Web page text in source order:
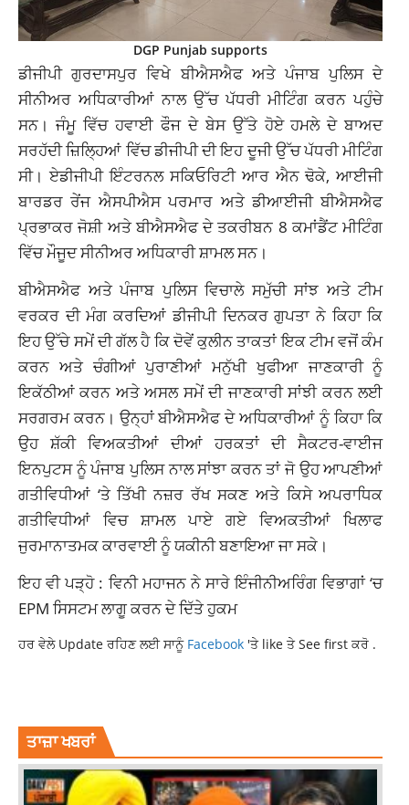
DGP Punjab supports
ਡੀਜੀਪੀ ਗੁਰਦਾਸਪੁਰ ਵਿਖੇ ਬੀਐਸਐਫ ਅਤੇ ਪੰਜਾਬ ਪੁਲਿਸ ਦੇ
ਸੀਨੀਅਰ ਅਧਿਕਾਰੀਆਂ ਨਾਲ ਉੱਚ ਪੱਧਰੀ ਮੀਟਿੰਗ ਕਰਨ ਪਹੁੰਚੇ
ਸਨ। ਜੰਮੂ ਵਿੱਚ ਹਵਾਈ ਫੌਜ ਦੇ ਬੇਸ ਉੱਤੇ ਹੋਏ ਹਮਲੇ ਦੇ ਬਾਅਦ
ਸਰਹੱਦੀ ਜ਼ਿਲ੍ਹਿਆਂ ਵਿੱਚ ਡੀਜੀਪੀ ਦੀ ਇਹ ਦੂਜੀ ਉੱਚ ਪੱਧਰੀ ਮੀਟਿੰਗ
ਸੀ। ਏਡੀਜੀਪੀ ਇੰਟਰਨਲ ਸਕਿਓਰਿਟੀ ਆਰ ਐਨ ਢੋਕੇ, ਆਈਜੀ
ਬਾਰਡਰ ਰੇਂਜ ਐਸਪੀਐਸ ਪਰਮਾਰ ਅਤੇ ਡੀਆਈਜੀ ਬੀਐਸਐਫ
ਪ੍ਰਭਾਕਰ ਜੋਸ਼ੀ ਅਤੇ ਬੀਐਸਐਫ ਦੇ ਤਕਰੀਬਨ 8 ਕਮਾਂਡੈਂਟ ਮੀਟਿੰਗ
ਵਿੱਚ ਮੌਜੂਦ ਸੀਨੀਅਰ ਅਧਿਕਾਰੀ ਸ਼ਾਮਲ ਸਨ।
ਬੀਐਸਐਫ ਅਤੇ ਪੰਜਾਬ ਪੁਲਿਸ ਵਿਚਾਲੇ ਸਮੁੱਚੀ ਸਾਂਝ ਅਤੇ ਟੀਮ
ਵਰਕਰ ਦੀ ਮੰਗ ਕਰਦਿਆਂ ਡੀਜੀਪੀ ਦਿਨਕਰ ਗੁਪਤਾ ਨੇ ਕਿਹਾ ਕਿ
ਇਹ ਉੱਚੇ ਸਮੇਂ ਦੀ ਗੱਲ ਹੈ ਕਿ ਦੋਵੇਂ ਕੁਲੀਨ ਤਾਕਤਾਂ ਇਕ ਟੀਮ ਵਜੋਂ ਕੰਮ
ਕਰਨ ਅਤੇ ਚੰਗੀਆਂ ਪੁਰਾਣੀਆਂ ਮਨੁੱਖੀ ਖੁਫੀਆ ਜਾਣਕਾਰੀ ਨੂੰ
ਇਕੱਠੀਆਂ ਕਰਨ ਅਤੇ ਅਸਲ ਸਮੇਂ ਦੀ ਜਾਣਕਾਰੀ ਸਾਂਝੀ ਕਰਨ ਲਈ
ਸਰਗਰਮ ਕਰਨ। ਉਨ੍ਹਾਂ ਬੀਐਸਐਫ ਦੇ ਅਧਿਕਾਰੀਆਂ ਨੂੰ ਕਿਹਾ ਕਿ
ਉਹ ਸ਼ੱਕੀ ਵਿਅਕਤੀਆਂ ਦੀਆਂ ਹਰਕਤਾਂ ਦੀ ਸੈਕਟਰ-ਵਾਈਜ
ਇਨਪੁਟਸ ਨੂੰ ਪੰਜਾਬ ਪੁਲਿਸ ਨਾਲ ਸਾਂਝਾ ਕਰਨ ਤਾਂ ਜੋ ਉਹ ਆਪਣੀਆਂ
ਗਤੀਵਿਧੀਆਂ ‘ਤੇ ਤਿੱਖੀ ਨਜ਼ਰ ਰੱਖ ਸਕਣ ਅਤੇ ਕਿਸੇ ਅਪਰਾਧਿਕ
ਗਤੀਵਿਧੀਆਂ ਵਿਚ ਸ਼ਾਮਲ ਪਾਏ ਗਏ ਵਿਅਕਤੀਆਂ ਖਿਲਾਫ
ਜੁਰਮਾਨਾਤਮਕ ਕਾਰਵਾਈ ਨੂੰ ਯਕੀਨੀ ਬਣਾਇਆ ਜਾ ਸਕੇ।
ਇਹ ਵੀ ਪੜ੍ਹੋ : ਵਿਨੀ ਮਹਾਜਨ ਨੇ ਸਾਰੇ ਇੰਜੀਨੀਅਰਿੰਗ ਵਿਭਾਗਾਂ ‘ਚ
EPM ਸਿਸਟਮ ਲਾਗੂ ਕਰਨ ਦੇ ਦਿੱਤੇ ਹੁਕਮ
ਹਰ ਵੇਲੇ Update ਰਹਿਣ ਲਈ ਸਾਨੂੰ Facebook 'ਤੇ like ਤੇ See first ਕਰੋ .
ਤਾਜ਼ਾ ਖਬਰਾਂ